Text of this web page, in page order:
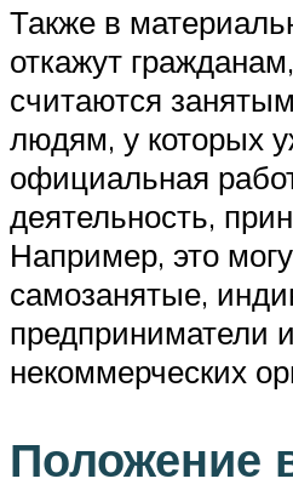
Также в
откажут
считаются
людям, у которых
официальная
деятельность,
Например, это
самозанятые,
предприниматели
некоммерческих
Положение